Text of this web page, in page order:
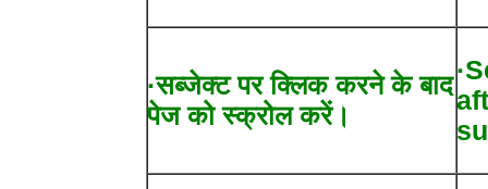
·सब्जेक्ट पर क्लिक करने के बाद
पेज को स्क्रोल करें।